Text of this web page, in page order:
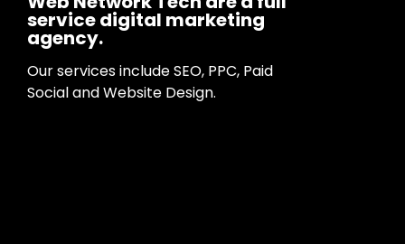
service digital marketing
agency.
Our services include SEO, PPC, Paid
Social and Website Design.